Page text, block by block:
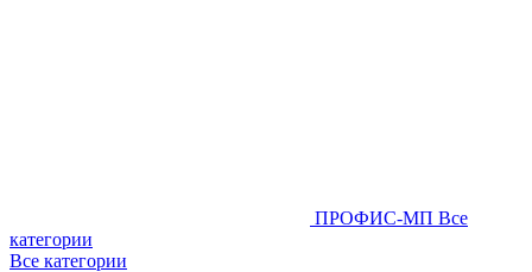
ПРОФИС-МП Все
категории
Все категории